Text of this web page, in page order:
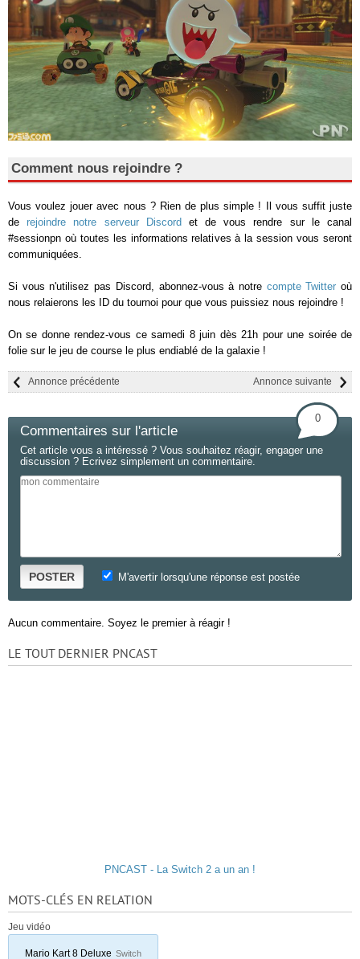
Comment nous rejoindre ?
Vous voulez jouer avec nous ? Rien de plus simple ! Il vous suffit juste
derejoindre notre serveur Discord et de vous rendre sur le canal
#sessionpn où toutes les informations relatives à la session vous seront
communiquées.
Si vous n'utilisez pas Discord, abonnez-vous à notre compte Twitter où
nous relaierons les ID du tournoi pour que vous puissiez nous rejoindre !
On se donne rendez-vous ce samedi 8 juin dès 21h pour une soirée de
folie sur le jeu de course le plus endiablé de la galaxie !
Annonce suivante
Annonce précédente
Commentaires sur l'article
0
Cet article vous a intéressé ? Vous souhaitez réagir, engager une
discussion ? Ecrivez simplement un commentaire.
POSTER M'avertir lorsqu'une réponse est postée
Aucun commentaire. Soyez le premier à réagir !
LE TOUT DERNIER PNCAST
PNCAST - La Switch 2 a un an !
MOTS-CLÉS EN RELATION
Jeu vidéo
Mario Kart 8 Deluxe Switch